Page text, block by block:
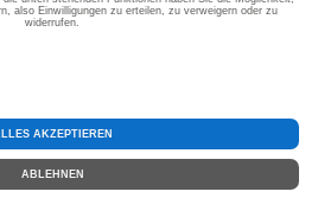
SLANTASTOFFE.DE